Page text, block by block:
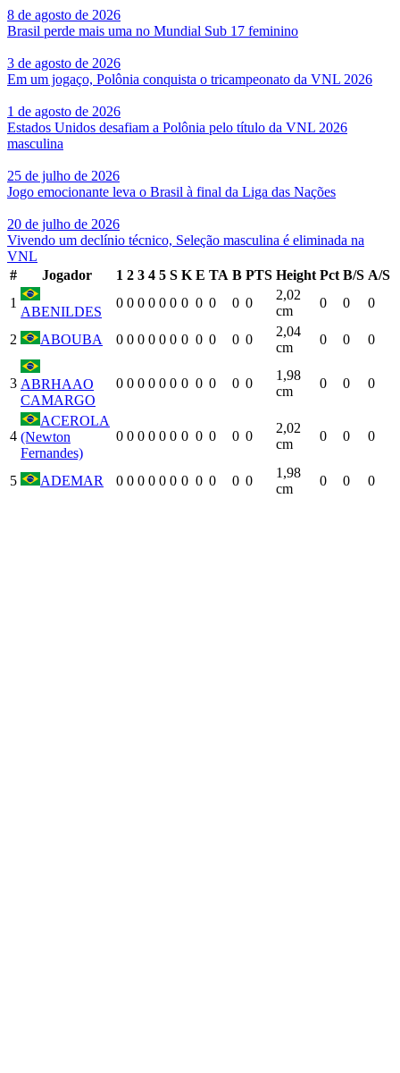
8 de agosto de 2026
Brasil perde mais uma no Mundial Sub 17 feminino
3 de agosto de 2026
Em um jogaço, Polônia conquista o tricampeonato da VNL 2026
1 de agosto de 2026
Estados Unidos desafiam a Polônia pelo título da VNL 2026
masculina
25 de julho de 2026
Jogo emocionante leva o Brasil à final da Liga das Nações
20 de julho de 2026
Vivendo um declínio técnico, Seleção masculina é eliminada na
VNL
#
Jogador 1 2 3 4 5 S K E TA B PTS Height Pct B/S A/S
1
ABENILDES
0 0 0 0 0 0 0 0 0 0 0
2,02
cm
0 0 0
2 ABOUBA 0 0 0 0 0 0 0 0 0 0 0
2,04
cm
0 0 0
3 ABRHAAO
CAMARGO
0 0 0 0 0 0 0 0 0 0 0
1,98
cm
0 0 0
4
ACEROLA
(Newton
Fernandes)
0 0 0 0 0 0 0 0 0 0 0
2,02
cm
0 0 0
5 ADEMAR 0 0 0 0 0 0 0 0 0 0 0
1,98
cm
0 0 0